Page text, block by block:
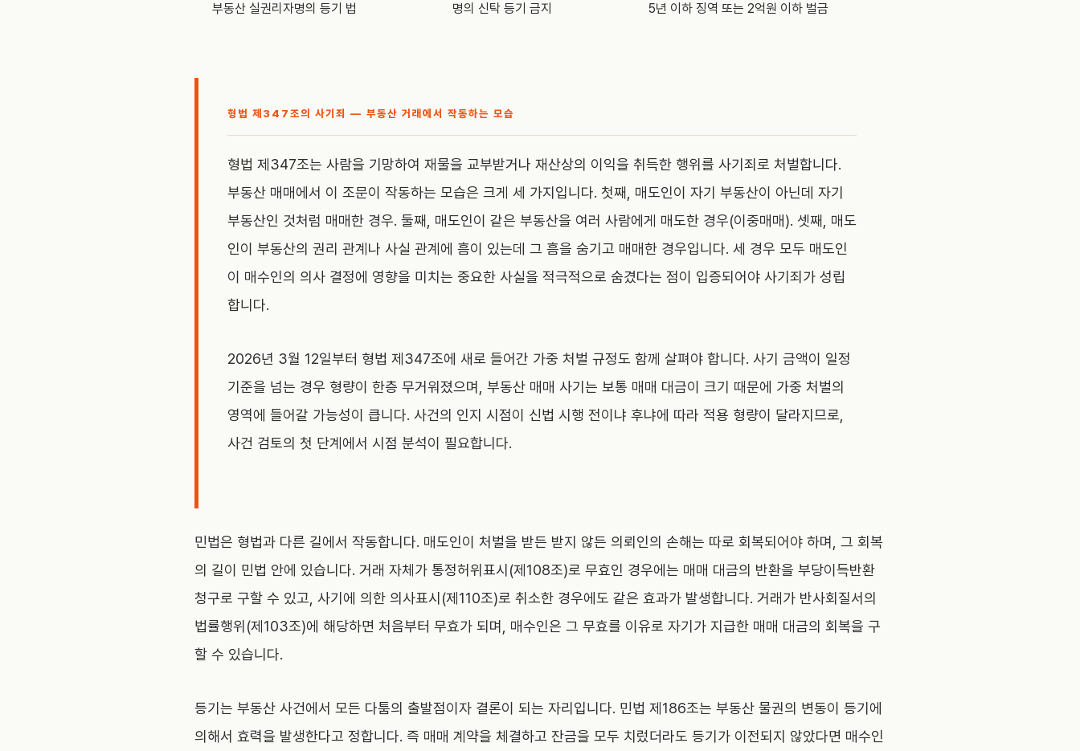
부동산 실권리자명의 등기 법 명의 신탁 등기 금지 5년 이하 징역 또는 2억원 이하 벌금
형법 제347조의 사기죄 — 부동산 거래에서 작동하는 모습
형법 제347조는 사람을 기망하여 재물을 교부받거나 재산상의 이익을 취득한 행위를 사기죄로 처벌합니다.
부동산 매매에서 이 조문이 작동하는 모습은 크게 세 가지입니다. 첫째, 매도인이 자기 부동산이 아닌데 자기
부동산인 것처럼 매매한 경우. 둘째, 매도인이 같은 부동산을 여러 사람에게 매도한 경우(이중매매). 셋째, 매도
인이 부동산의 권리 관계나 사실 관계에 흠이 있는데 그 흠을 숨기고 매매한 경우입니다. 세 경우 모두 매도인
이 매수인의 의사 결정에 영향을 미치는 중요한 사실을 적극적으로 숨겼다는 점이 입증되어야 사기죄가 성립
합니다.
2026년 3월 12일부터 형법 제347조에 새로 들어간 가중 처벌 규정도 함께 살펴야 합니다. 사기 금액이 일정
기준을 넘는 경우 형량이 한층 무거워졌으며, 부동산 매매 사기는 보통 매매 대금이 크기 때문에 가중 처벌의
영역에 들어갈 가능성이 큽니다. 사건의 인지 시점이 신법 시행 전이냐 후냐에 따라 적용 형량이 달라지므로,
사건 검토의 첫 단계에서 시점 분석이 필요합니다.
민법은 형법과 다른 길에서 작동합니다. 매도인이 처벌을 받든 받지 않든 의뢰인의 손해는 따로 회복되어야 하며, 그 회복
의 길이 민법 안에 있습니다. 거래 자체가 통정허위표시(제108조)로 무효인 경우에는 매매 대금의 반환을 부당이득반환
청구로 구할 수 있고, 사기에 의한 의사표시(제110조)로 취소한 경우에도 같은 효과가 발생합니다. 거래가 반사회질서의
법률행위(제103조)에 해당하면 처음부터 무효가 되며, 매수인은 그 무효를 이유로 자기가 지급한 매매 대금의 회복을 구
할 수 있습니다.
등기는 부동산 사건에서 모든 다툼의 출발점이자 결론이 되는 자리입니다. 민법 제186조는 부동산 물권의 변동이 등기에
의해서 효력을 발생한다고 정합니다. 즉 매매 계약을 체결하고 잔금을 모두 치렀더라도 등기가 이전되지 않았다면 매수인